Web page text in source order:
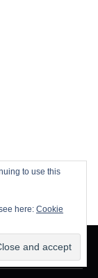
to use this
here: Cookie